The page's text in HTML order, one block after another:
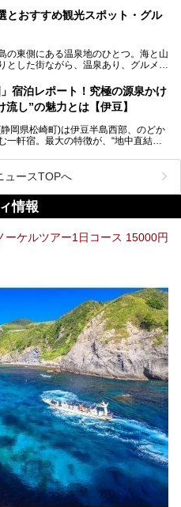
ニューアルオープンしている施設を中
人だけでも、おひとりさまでも多彩な
レジャーリゾート 伊豆赤沢温泉」を
リゾート 伊豆赤沢温泉のPR記事で
めるのが魅力です。
岡温泉の歴史や魅力、おすすめの宿を
す！
とおすすめ観光スポット・グル
の東側にある温泉地のひとつ。海と山
とした街ながら、温泉あり、グルメあ
、直通電車もありアクセスしやすいの
ックしたい観光スポットやアクティビ
めピックアップ。伊豆稲取温泉を訪れ
宿泊レポート！究極の源泉かけ
し”の魅力とは【伊豆】
岡県松崎町)は伊豆半島西部、のどか
一軒宿。最大の特徴が、“地中直結か
・加温・消毒無し、さらには途中過程
ことなく浴槽まで提供。「究極の源泉
決して過言ではありません。
園」の“温泉”を中心に、その魅力を詳
ミの評判も非常に高い宿であり、客室
介します！
ュースTOPへ
情報
ーケルツアー1日コース 15000円